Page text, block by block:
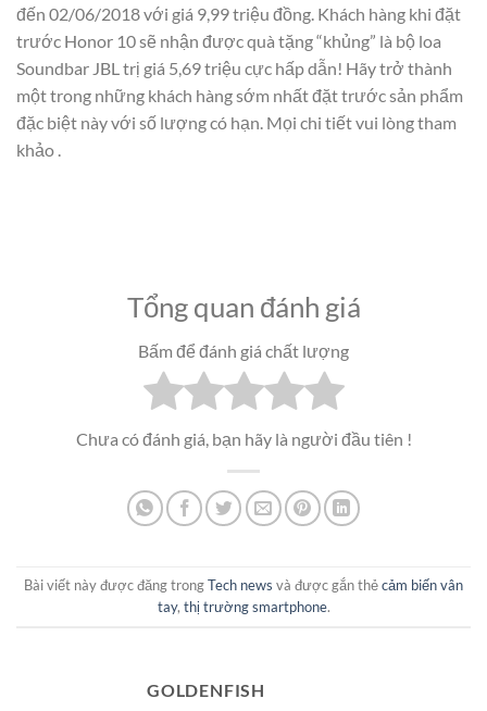
đến 02/06/2018 với giá 9,99 triệu đồng. Khách hàng khi đặt
trước Honor 10 sẽ nhận được quà tặng “khủng” là bộ loa
Soundbar JBL trị giá 5,69 triệu cực hấp dẫn! Hãy trở thành
một trong những khách hàng sớm nhất đặt trước sản phẩm
đặc biệt này với số lượng có hạn. Mọi chi tiết vui lòng tham
khảo .
Tổng quan đánh giá
Bấm để đánh giá chất lượng
Chưa có đánh giá, bạn hãy là người đầu tiên !
Bài viết này được đăng trongTech news và được gắn thẻcảm biến vân
tay, thị trường smartphone.
GOLDENFISH